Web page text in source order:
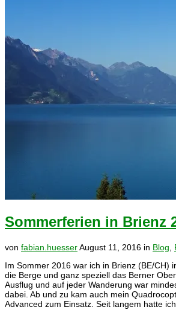
Sommerferien in Brienz
von fabian.huesserAugust 11, 2016 in Blog
Im Sommer 2016 war ich in Brienz (BE/CH)
die Berge und ganz speziell das Berner
Ausflug und auf jeder Wanderung war
dabei. Ab und zu kam auch mein
Advanced zum Einsatz. Seit langem hatte